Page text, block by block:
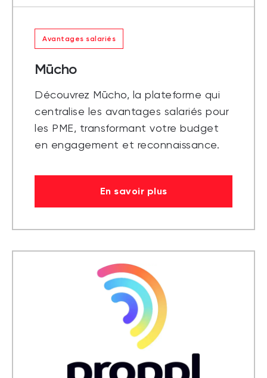
Avantages salariés
Mūcho
Découvrez Mūcho, la plateforme qui
centralise les avantages salariés pour
les PME, transformant votre budget
en engagement et reconnaissance.
En savoir plus